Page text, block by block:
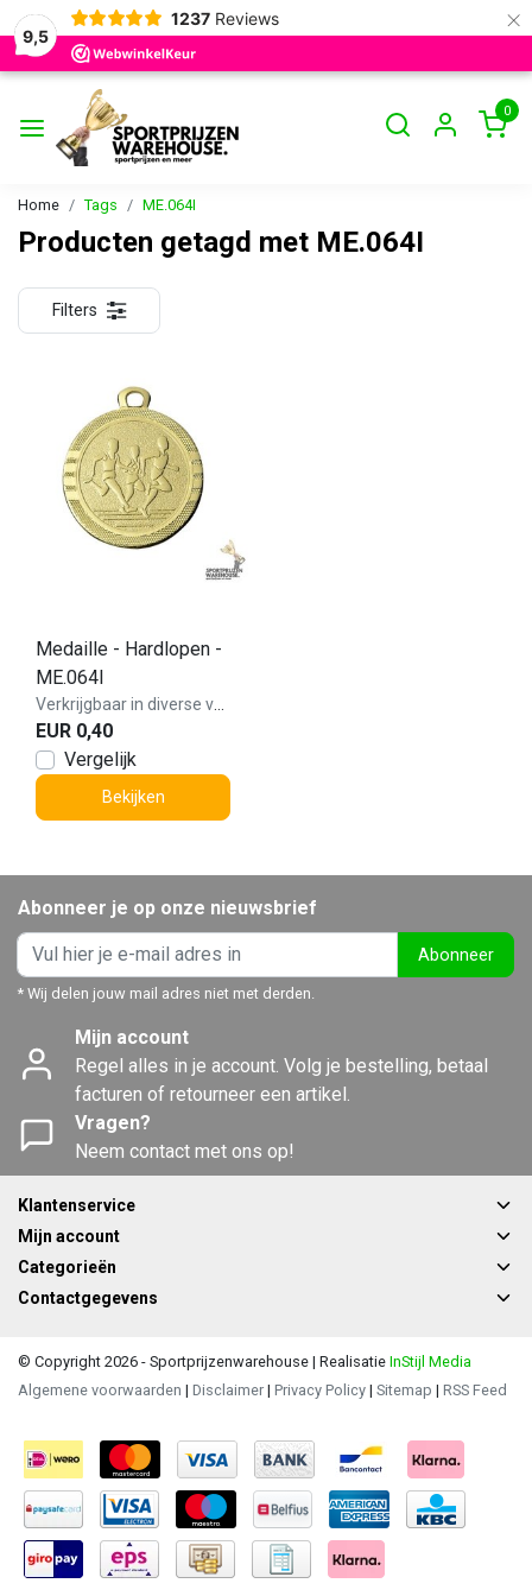
9,5
1237 Reviews ×
0
Home Tags ME.064I
Producten getagd met ME.064I
Filters
Medaille - Hardlopen -
ME.064I
EUR 0,40
Vergelijk
Bekijken
Abonneer je op onze nieuwsbrief
Abonneer
* Wij delen jouw mail adres niet met derden.
Mijn account
Regel alles in je account. Volg je bestelling, betaal
facturen of retourneer een artikel.
Vragen?
Neem contact met ons op!
Klantenservice
Mijn account
Categorieën
Contactgegevens
© Copyright 2026 - Sportprijzenwarehouse | Realisatie InStijl Media
Algemene voorwaarden | Disclaimer | Privacy Policy | Sitemap | RSS Feed